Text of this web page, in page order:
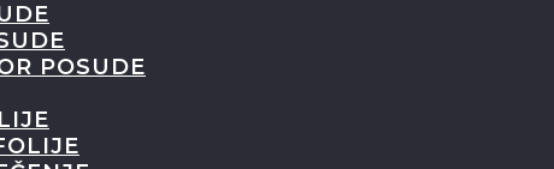
POSUDE